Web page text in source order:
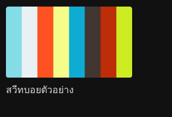
สวีทบอยตัวอย่าง